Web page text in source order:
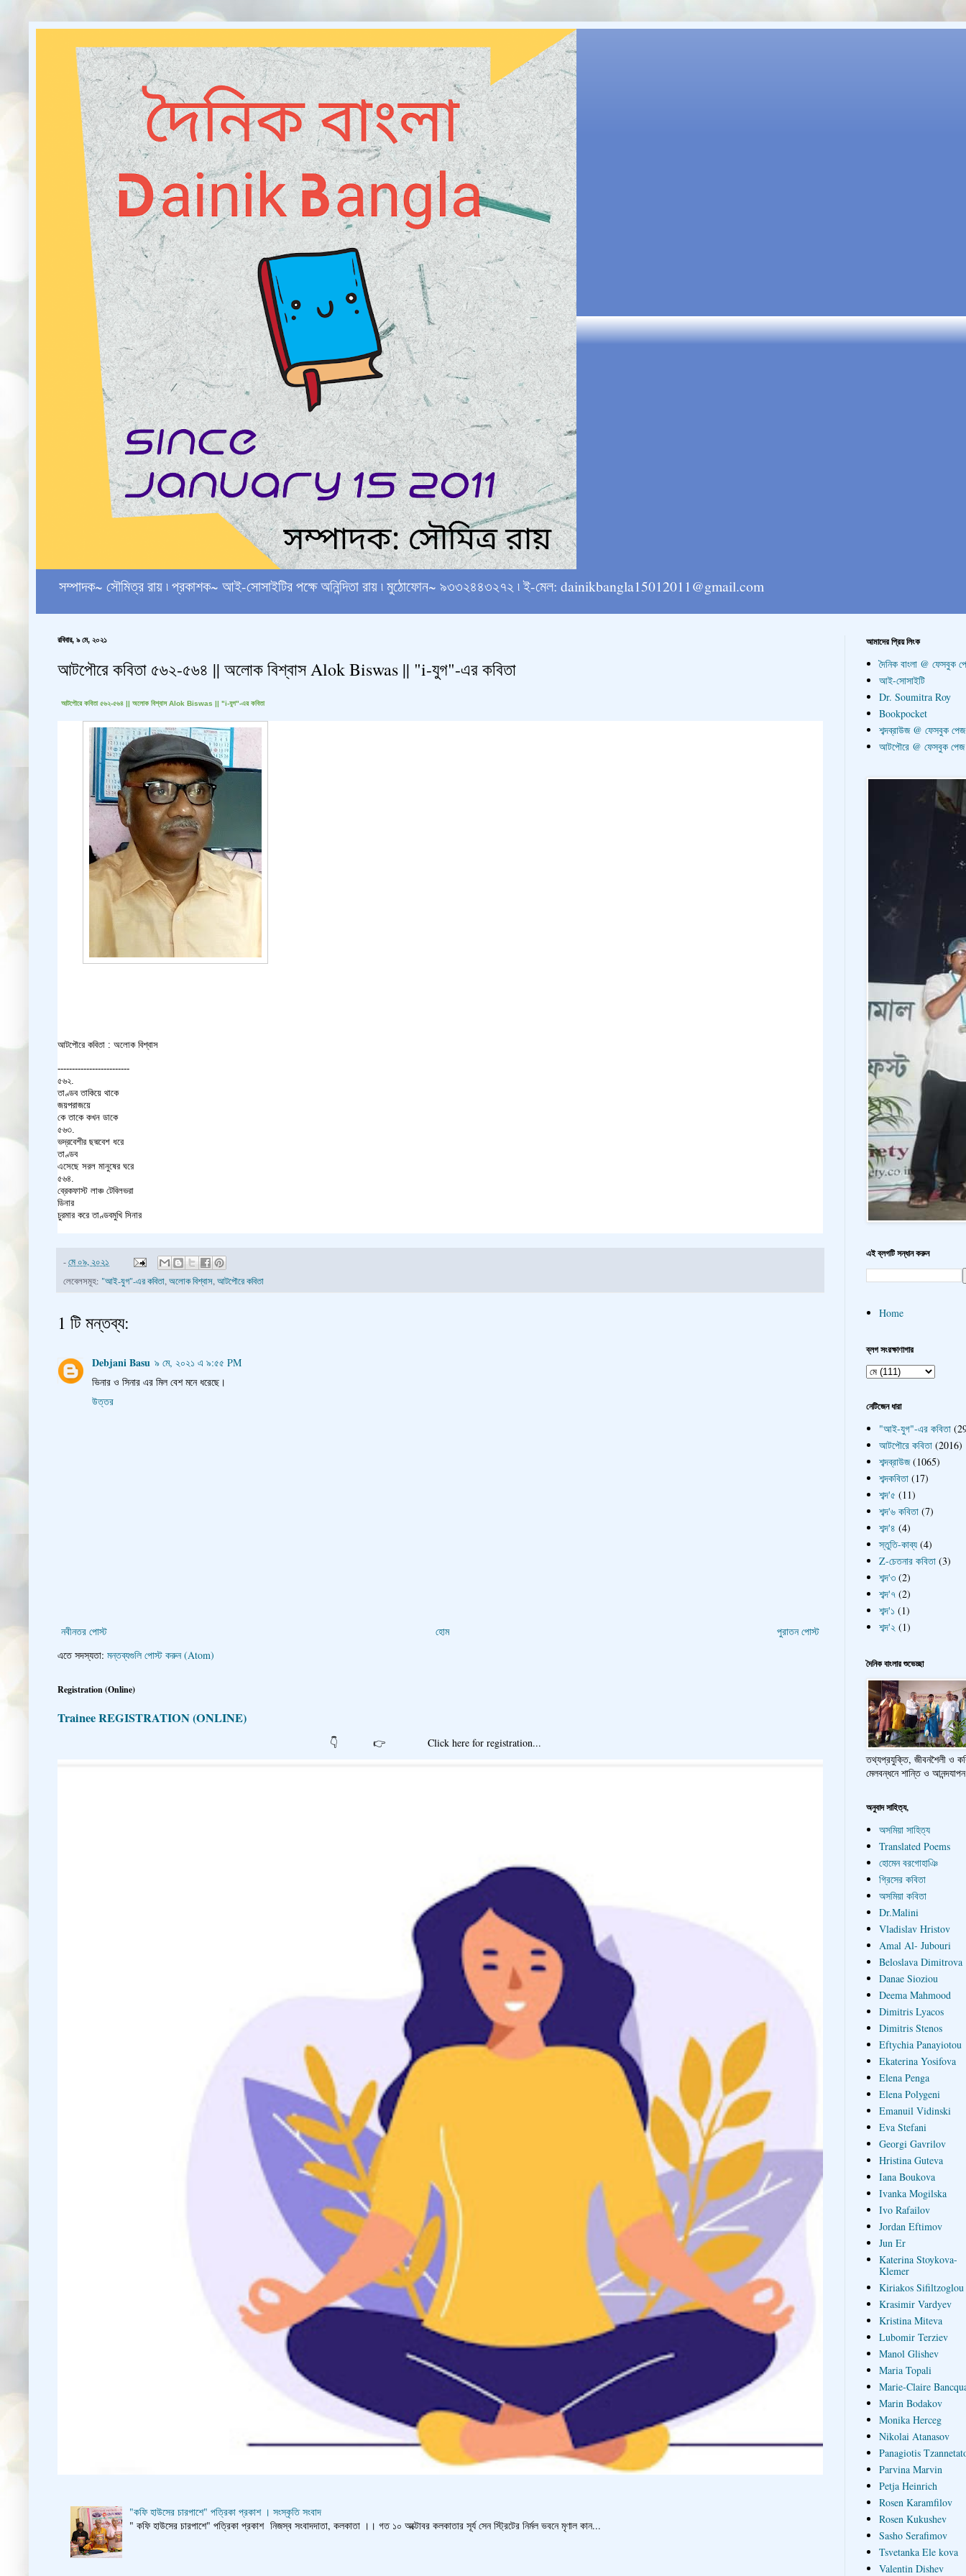
সম্পাদক~ সৌমিত্র রায় ৷ প্রকাশক~ আই-সোসাইটির পক্ষে অনিন্দিতা রায় ৷ মুঠোফোন~ ৯৩৩২৪৪৩২৭২ ৷ ই-মেল: dainikbangla15012011@gmail.com
রবিবার, ৯ মে, ২০২১
আটপৌরে কবিতা ৫৬২-৫৬৪ || অলোক বিশ্বাস Alok Biswas || "i-যুগ"-এর কবিতা
আটপৌরেকবিতা ৫৬২-৫৬৪ || অলোক বিশ্বাস Alok Biswas || "i-যুগ"-এর কবিতা
আটপৌরে কবিতা : অলোক বিশ্বাস
-------------------------
৫৬২.
তাণ্ডব তাকিয়ে থাকে
জয়পরাজয়ে
কে তাকে কখন ডাকে
৫৬৩.
ভদ্রবেশীর ছদ্মবেশ ধরে
তাণ্ডব
এসেছে সরল মানুষের ঘরে
৫৬৪.
ব্রেকফাস্ট লাঞ্চ টেবিলভরা
ডিনার
চুরমার করে তাণ্ডবমুখি সিনার
-মে ০৯, ২০২১
লেবেলসমূহ: "আই-যুগ"-এর কবিতা,অলোক বিশ্বাস,আটপৌরে কবিতা
1 টি মন্তব্য:
Debjani Basu ৯ মে, ২০২১ এ ৯:৫৫ PM
ভিনার ও সিনার এর মিল বেশ মনে ধরেছে।
উত্তর
নবীনতর পোস্ট পুরাতন পোস্ট
হোম
এতে সদস্যতা: মন্তব্যগুলি পোস্ট করুন (Atom)
Registration (Online)
Trainee REGISTRATION (ONLINE)
👇 👉 Click here for registration...
"কফি হাউসের চারপাশে" পত্রিকা প্রকাশ । সংস্কৃতি সংবাদ
" কফি হাউসের চারপাশে" পত্রিকা প্রকাশ নিজস্ব সংবাদদাতা, কলকাতা ।। গত ১০ অক্টোবর কলকাতার সূর্য সেন স্ট্রিটের নির্মল ভবনে মৃণাল কান...
আমাদের প্রিয় লিংক
দৈনিক বাংলা @ ফেসবুক
আই-সোসাইটি
Dr. Soumitra Roy
Bookpocket
শব্দব্রাউজ @ ফেসবুক পেজ
আটপৌরে @ ফেসবুক পেজ
এই ব্লগটি সন্ধান করুন
Home
ব্লগ সংরক্ষাণাগার
নেটিজেন ধারা
"আই-যুগ"-এর কবিতা
আটপৌরে কবিতা (2016)
শব্দব্রাউজ (1065)
শব্দকবিতা (17)
শব্দ'৫ (11)
শব্দ'৬ কবিতা (7)
শব্দ'৪ (4)
স্তুতি-কাব্য (4)
Z-চেতনার কবিতা (3)
শব্দ'৩ (2)
শব্দ'৭ (2)
শব্দ'১ (1)
শব্দ'২ (1)
দৈনিক বাংলার শুভেচ্ছা
তথ্যপ্রযুক্তি, জীবনশৈলী ও
মেলবন্ধনে শান্তি ও আনন্দযাপন
অনুবাদ সাহিত্য,
অসমিয়া সাহিত্য
Translated Poems
হোমেন বরগোহাঞি
গ্রিসের কবিতা
অসমিয়া কবিতা
Dr.Malini
Vladislav Hristov
Amal Al- Jubouri
Beloslava Dimitrova
Danae Sioziou
Deema Mahmood
Dimitris Lyacos
Dimitris Stenos
Eftychia Panayiotou
Ekaterina Yosifova
Elena Penga
Elena Polygeni
Emanuil Vidinski
Eva Stefani
Georgi Gavrilov
Hristina Guteva
Iana Boukova
Ivanka Mogilska
Ivo Rafailov
Jordan Eftimov
Jun Er
Katerina Stoykova-
Klemer
Kiriakos Sifiltzoglou
Krasimir Vardyev
Kristina Miteva
Lubomir Terziev
Manol Glishev
Maria Topali
Marie-Claire
Marin Bodakov
Monika Herceg
Nikolai Atanasov
Panagiotis
Parvina Marvin
Petja Heinrich
Rosen Karamfilov
Rosen Kukushev
Sasho Serafimov
Tsvetanka Ele kova
Valentin Dishev